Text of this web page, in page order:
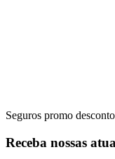
Seguros promo
Receba nossas